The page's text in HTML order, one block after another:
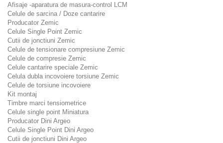
Afisaje -aparatura de masura-control LCM
Celule de sarcina / Doze cantarire
Producator Zemic
Celule Single Point Zemic
Cutii de jonctiuni Zemic
Celule de tensionare compresiune Zemic
Celule de compresie Zemic
Celule cantarire speciale Zemic
Celula dubla incovoiere torsiune Zemic
Celule de torsiune incovoiere
Kit montaj
Timbre marci tensiometrice
Celule single point Miniatura
Producator Dini Argeo
Celule Single Point Dini Argeo
Cutii de jonctiuni Dini Argeo